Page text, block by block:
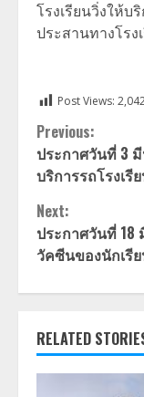
โรงเรียนวิ่งให้บ
ประสานทางโร
Post Views:
Continue
Reading
Previous:
ประกาศวันที่ 3
บริการรถโรงเรี
Next:
ประกาศวันที่ 18
วัคซีนของนักเรี
RELATED